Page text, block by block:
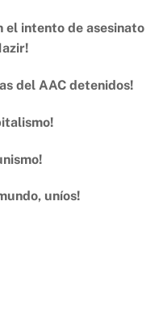
el intento de asesinato
del AAC detenidos!
uníos!